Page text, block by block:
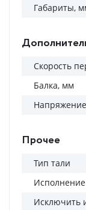
Габариты,
Скорость
Балка, мм
Прочее
Тип тали
Исполнение
Исключить